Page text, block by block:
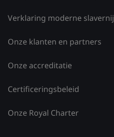
Verklaring moderne slavernij
Onze klanten en partners
Onze accreditatie
Certificeringsbeleid
Onze Royal Charter